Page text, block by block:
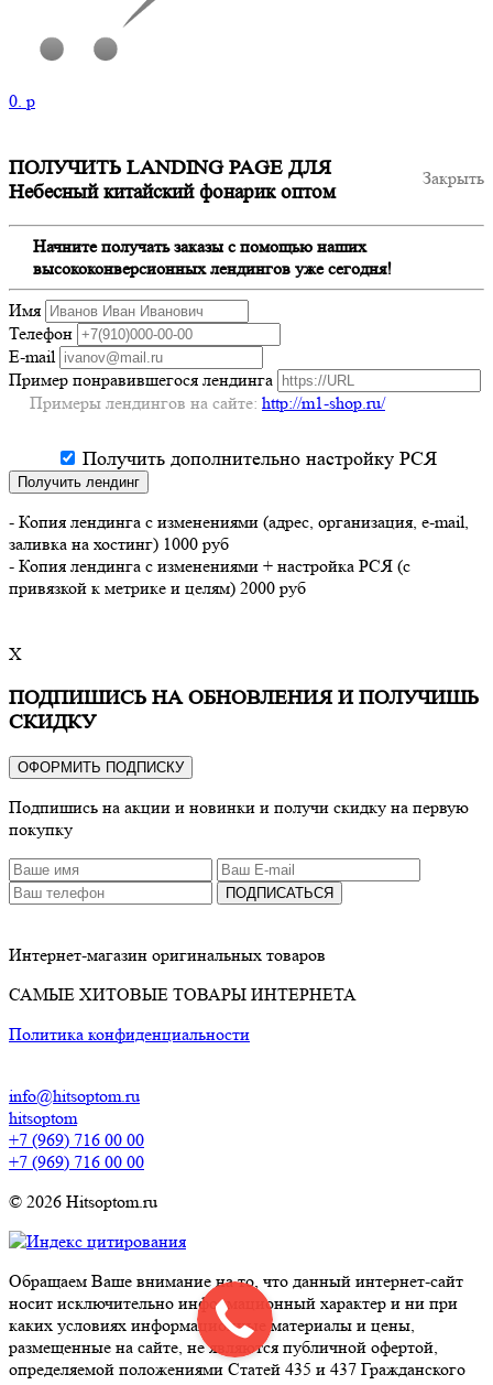
0. p
Закрыть
ПОЛУЧИТЬ LANDING PAGE ДЛЯ
Небесный китайский фонарик оптом
Начните получать заказы с помощью наших
высококонверсионных лендингов уже сегодня!
Имя
Телефон
E-mail
Пример понравившегося лендинга
Примеры лендингов на сайте: http://m1-shop.ru/
Получить дополнительно настройку РСЯ
Получить лендинг
- Копия лендинга с изменениями (адрес, организация, e-mail,
заливка на хостинг) 1000 руб
- Копия лендинга с изменениями + настройка РСЯ (с
привязкой к метрике и целям) 2000 руб
X
ПОДПИШИСЬ НА ОБНОВЛЕНИЯ И ПОЛУЧИШЬ
СКИДКУ
ОФОРМИТЬ ПОДПИСКУ
Подпишись на акции и новинки и получи скидку на первую
покупку
ПОДПИСАТЬСЯ
Интернет-магазин оригинальных товаров
САМЫЕ ХИТОВЫЕ ТОВАРЫ ИНТЕРНЕТА
Политика конфиденциальности
info@hitsoptom.ru
hitsoptom
+7 (969) 716 00 00
+7 (969) 716 00 00
© 2026 Hitsoptom.ru
Обращаем Ваше внимание на то, что данный интернет-сайт
носит исключительно информационный характер и ни при
каких условиях информационные материалы и цены,
размещенные на сайте, не являются публичной офертой,
определяемой положениями Статей 435 и 437 Гражданского